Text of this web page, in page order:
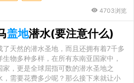
4703浏览
盖地潜水(要注意什么)
天然的潜水圣地，而且还拥有着7千多
物多种多样，在所有东南亚国家中，
，更是全球屈指可数的潜水圣地之
需要花费多少呢？那么接下来就让小